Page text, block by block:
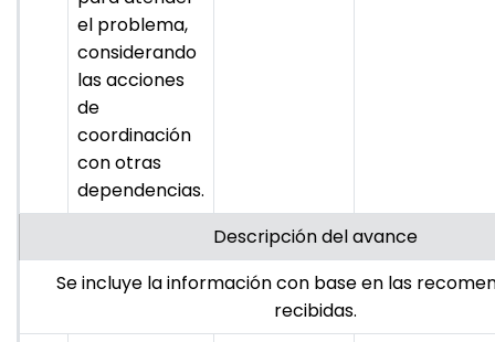
el problema,
considerando
las acciones
de
coordinación
con otras
dependencias.
Descripción del avance
Se incluye la información con base en las
recibidas.